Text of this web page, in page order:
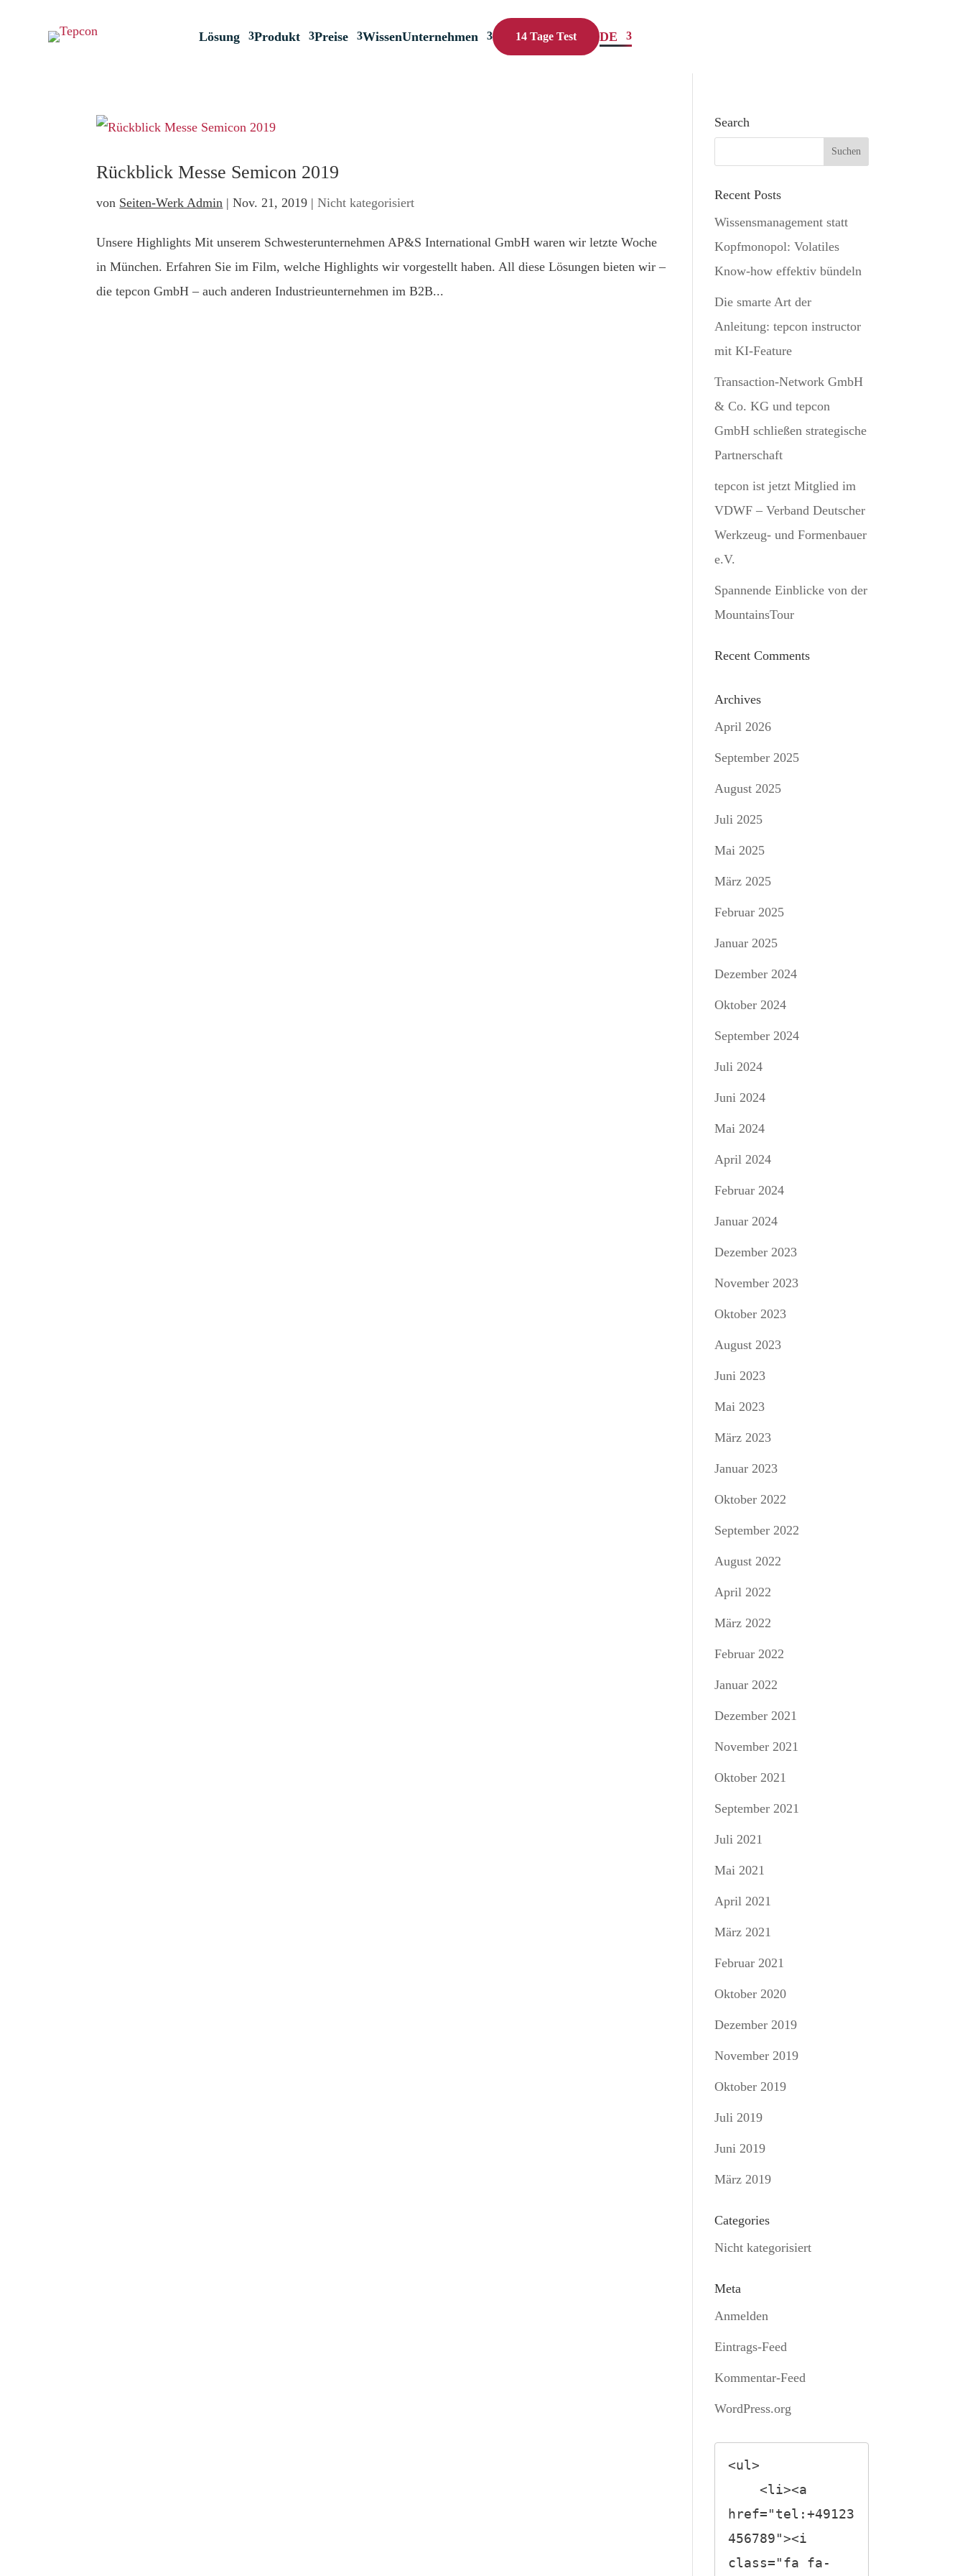
Lösung Produkt Preise WissenUnternehmen 14 Tage Test DE
Rückblick Messe Semicon 2019
von Seiten-Werk Admin |Nov. 21, 2019 |Nicht kategorisiert
Unsere Highlights Mit unserem Schwesterunternehmen AP&S International GmbH waren wir letzte Woche
in München. Erfahren Sie im Film, welche Highlights wir vorgestellt haben. All diese Lösungen bieten wir –
die tepcon GmbH – auch anderen Industrieunternehmen im B2B...
Search
Recent Posts
Wissensmanagement statt
Kopfmonopol: Volatiles
Know-how effektiv bündeln
Die smarte Art der
Anleitung: tepcon instructor
mit KI-Feature
Transaction-Network GmbH
& Co. KG und tepcon
GmbH schließen strategische
Partnerschaft
tepcon ist jetzt Mitglied im
VDWF – Verband Deutscher
Werkzeug- und Formenbauer
e.V.
Spannende Einblicke von der
MountainsTour
Recent Comments
Archives
April 2026
September 2025
August 2025
Juli 2025
Mai 2025
März 2025
Februar 2025
Januar 2025
Dezember 2024
Oktober 2024
September 2024
Juli 2024
Juni 2024
Mai 2024
April 2024
Februar 2024
Januar 2024
Dezember 2023
November 2023
Oktober 2023
August 2023
Juni 2023
Mai 2023
März 2023
Januar 2023
Oktober 2022
September 2022
August 2022
April 2022
März 2022
Februar 2022
Januar 2022
Dezember 2021
November 2021
Oktober 2021
September 2021
Juli 2021
Mai 2021
April 2021
März 2021
Februar 2021
Oktober 2020
Dezember 2019
November 2019
Oktober 2019
Juli 2019
Juni 2019
März 2019
Categories
Nicht kategorisiert
Meta
Anmelden
Eintrags-Feed
Kommentar-Feed
WordPress.org
<ul>
href="tel:+49123
456789"><i
class="fa fa-